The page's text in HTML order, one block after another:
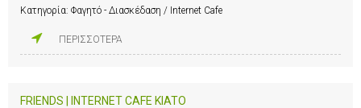
Κατηγορία: Φαγητό - Διασκέδαση / Internet Cafe
ΠΕΡΙΣΣΟΤΕΡΑ
FRIENDS | INTERNET CAFE KIATO